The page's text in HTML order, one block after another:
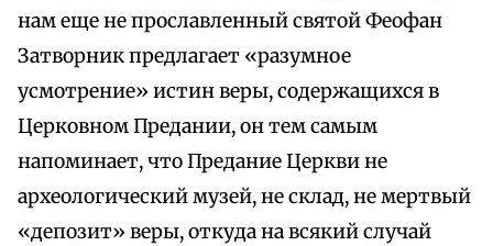
нам еще не прославленный святой Феофан
Затворник предлагает «разумное
усмотрение» истин веры, содержащихся в
Церковном Предании, он тем самым
напоминает, что Предание Церкви не
археологический музей, не склад, не мертвый
«депозит» веры, откуда на всякий случай